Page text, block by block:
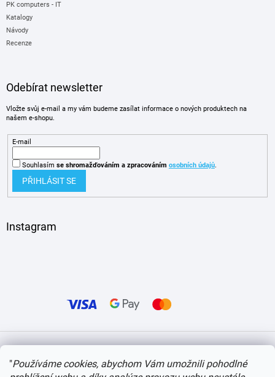
"Používáme cookies, abychom Vám umožnili pohodlné
PK computers - IT
Katalogy
Návody
Recenze
Odebírat newsletter
Vložte svůj e-mail a my vám budeme zasílat informace o nových produktech na
našem e-shopu.
E-mail
Souhlasím se shromažďováním a zpracováním osobních údajů.
PŘIHLÁSIT SE
Instagram